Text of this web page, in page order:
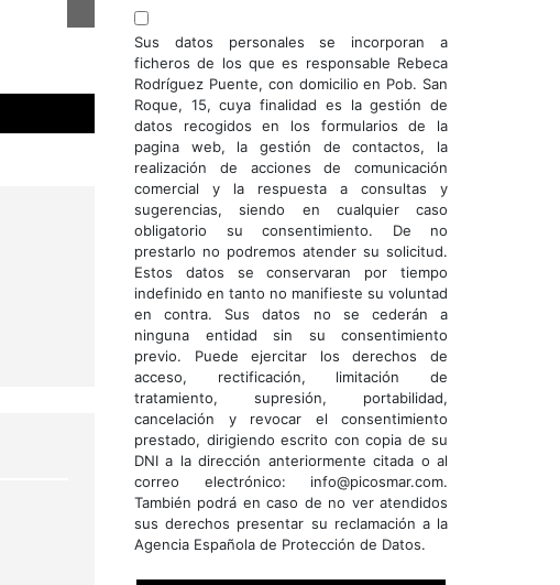
Sus datos personales se incorporan a
ficheros de los que es responsable Rebeca
Rodríguez Puente, con domicilio en Pob. San
Roque, 15, cuya finalidad es la gestión de
datos recogidos en los formularios de la
pagina web, la gestión de contactos, la
realización de acciones de comunicación
comercial y la respuesta a consultas y
sugerencias, siendo en cualquier caso
obligatorio su consentimiento. De no
prestarlo no podremos atender su solicitud.
Estos datos se conservaran por tiempo
indefinido en tanto no manifieste su voluntad
en contra. Sus datos no se cederán a
ninguna entidad sin su consentimiento
previo. Puede ejercitar los derechos de
acceso, rectificación, limitación de
tratamiento, supresión, portabilidad,
cancelación y revocar el consentimiento
prestado, dirigiendo escrito con copia de su
DNI a la dirección anteriormente citada o al
correo electrónico: info@picosmar.com.
También podrá en caso de no ver atendidos
sus derechos presentar su reclamación a la
Agencia Española de Protección de Datos.